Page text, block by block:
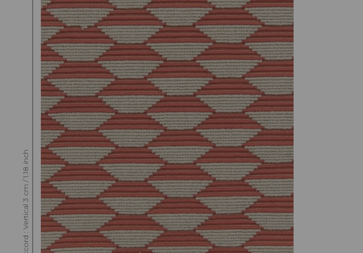
Raccord : Vertical 3 cm / 1.18 inch